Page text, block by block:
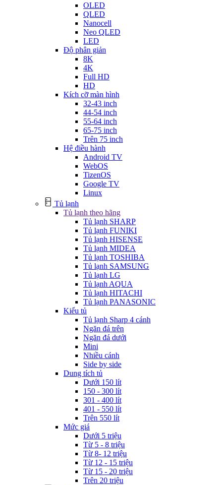
OLED
QLED
Nanocell
Neo QLED
LED
Độ phân giản
8K
4K
Full HD
HD
Kích cỡ màn hình
32-43 inch
44-54 inch
55-64 inch
65-75 inch
Trên 75 inch
Hệ điều hành
Android TV
WebOS
TizenOS
Google TV
Linux
Tủ lạnh
Tủ lạnh theo hãng
Tủ lạnh SHARP
Tủ lạnh FUNIKI
Tủ lạnh HISENSE
Tủ lạnh MIDEA
Tủ lạnh TOSHIBA
Tủ lạnh SAMSUNG
Tủ lạnh LG
Tủ lạnh AQUA
Tủ lạnh HITACHI
Tủ lạnh PANASONIC
Kiểu tủ
Tủ lạnh Sharp 4 cánh
Ngăn đá trên
Ngăn đá dưới
Mini
Nhiều cánh
Side by side
Dung tích tủ
Dưới 150 lít
150 - 300 lít
301 - 400 lít
401 - 550 lít
Trên 550 lít
Mức giá
Dưới 5 triệu
Từ 5 - 8 triệu
Từ 8- 12 triệu
Từ 12 - 15 triệu
Từ 15 - 20 triệu
Trên 20 triệu